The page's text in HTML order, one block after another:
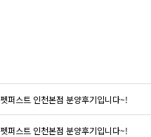
펫퍼스트 인천본점 분양후기입니다~!
펫퍼스트 인천본점 분양후기입니다~!